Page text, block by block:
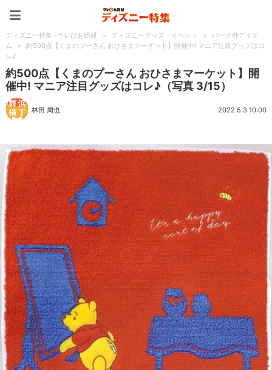
ディズニー特集 -ウレぴあ総研 > ディズニーグッズ・イベント >
パーク外アイテ
ム
>
約500点【くまのプーさん おひさまマーケット】開催中! マニア注目グッズはコ
レ♪
約500点【くまのプーさん おひさまマーケット】開
催中! マニア注目グッズはコレ♪（写真 3/15）
林田 周也 2022.5.3 10:00